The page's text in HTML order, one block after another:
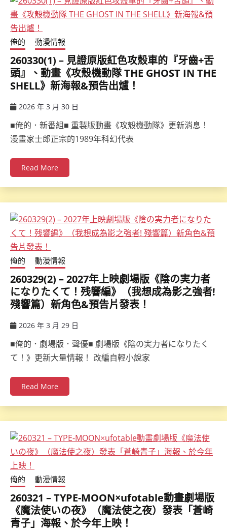
俺的 動漫情報
260330(1) – 見證原版紅色攻殼車的『牙齒+舌
頭』、動畫《攻殼機動隊 THE GHOST IN THE
SHELL》新海報&預告出爐！
2026 年 3 月 30 日
■俺的．新番組■ 重製版動畫《攻殼機動隊》更新消息！
漫畫家士郎正宗的1989年科幻代表
Read More
俺的 動漫情報
260329(2) – 2027年上映劇場版《陰の実力者
になりたくて！残響編》（我想成為影之強者!
殘響篇）新角色&預告片發表！
2026 年 3 月 29 日
■俺的．劇場版．聲優■ 劇場版《陰の実力者になりたく
て！》更新大量情報！ 改編自輕小說家
Read More
俺的 動漫情報
260321 – TYPE-MOON×ufotable動畫劇場版
《魔法使いの夜》（魔法使之夜）發表「蒼崎
青子」海報、於今年上映！